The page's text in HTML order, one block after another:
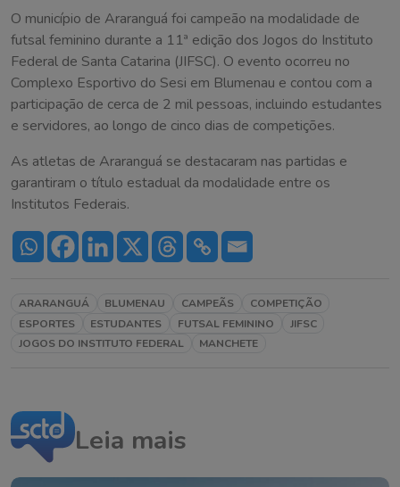
O município de Araranguá foi campeão na modalidade de
futsal feminino durante a 11ª edição dos Jogos do Instituto
Federal de Santa Catarina (JIFSC). O evento ocorreu no
Complexo Esportivo do Sesi em Blumenau e contou com a
participação de cerca de 2 mil pessoas, incluindo estudantes
e servidores, ao longo de cinco dias de competições.
As atletas de Araranguá se destacaram nas partidas e
garantiram o título estadual da modalidade entre os
Institutos Federais.
ARARANGUÁ BLUMENAU CAMPEÃS
COMPETIÇÃO
ESPORTES
ESTUDANTES FUTSAL FEMININO
JIFSC
JOGOS DO INSTITUTO FEDERAL
MANCHETE
Leia mais